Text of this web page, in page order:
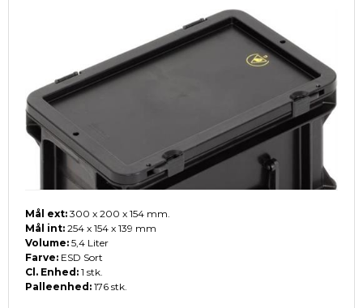
Mål ext: 300 x 200 x 154 mm.
Mål int: 254 x 154 x 139 mm
Volume: 5,4 Liter
Farve: ESD Sort
Cl. Enhed: 1 stk.
Palleenhed: 176 stk.